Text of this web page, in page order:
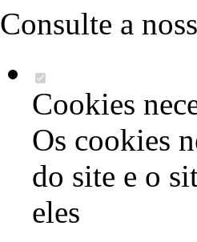
Consulte a
Cookies
Os cookies
do site e o
eles